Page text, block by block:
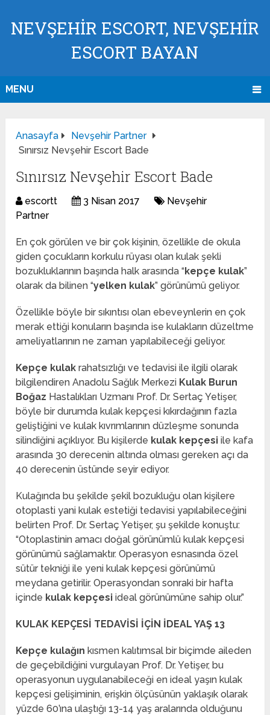
NEVŞEHİR ESCORT, NEVŞEHİR
ESCORT BAYAN
MENU
Anasayfa
Nevşehir Partner
Sınırsız Nevşehir Escort Bade
Sınırsız Nevşehir Escort Bade
escortt 3 Nisan 2017
Nevşehir
Partner
En çok görülen ve bir çok kişinin, özellikle de okula
giden çocukların korkulu rüyası olan kulak şekli
bozukluklarının başında halk arasında “kepçe kulak”
olarak da bilinen “yelken kulak” görünümü geliyor.
Özellikle böyle bir sıkıntısı olan ebeveynlerin en çok
merak ettiği konuların başında ise kulakların düzeltme
ameliyatlarının ne zaman yapılabileceği geliyor.
Kepçe kulak rahatsızlığı ve tedavisi ile ilgili olarak
bilgilendiren Anadolu Sağlık Merkezi Kulak Burun
Boğaz Hastalıkları Uzmanı Prof. Dr. Sertaç Yetişer,
böyle bir durumda kulak kepçesi kıkırdağının fazla
geliştiğini ve kulak kıvrımlarının düzleşme sonunda
silindiğini açıklıyor. Bu kişilerde kulak kepçesi ile kafa
arasında 30 derecenin altında olması gereken açı da
40 derecenin üstünde seyir ediyor.
Kulağında bu şekilde şekil bozukluğu olan kişilere
otoplasti yani kulak estetiği tedavisi yapılabileceğini
belirten Prof. Dr. Sertaç Yetişer, şu şekilde konuştu:
“Otoplastinin amacı doğal görünümlü kulak kepçesi
görünümü sağlamaktır. Operasyon esnasında özel
sütür tekniği ile yeni kulak kepçesi görünümü
meydana getirilir. Operasyondan sonraki bir hafta
içinde kulak kepçesi ideal görünümüne sahip olur.”
KULAK KEPÇESİ TEDAVİSİ İÇİN İDEAL YAŞ 13
Kepçe kulağın kısmen kalıtımsal bir biçimde aileden
de geçebildiğini vurgulayan Prof. Dr. Yetişer, bu
operasyonun uygulanabileceği en ideal yaşın kulak
kepçesi gelişiminin, erişkin ölçüsünün yaklaşık olarak
yüzde 60’ına ulaştığı 13-14 yaş aralarında olduğunu